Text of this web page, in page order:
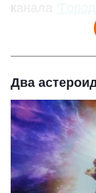
канала
Два